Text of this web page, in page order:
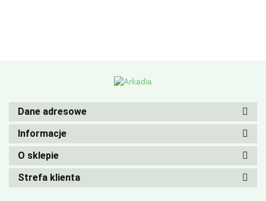
Dane adresowe
Informacje
O sklepie
Strefa klienta